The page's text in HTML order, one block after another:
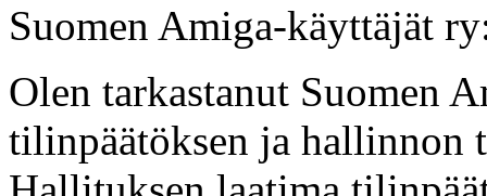
Suomen Amiga-käyttäjät
Olen tarkastanut Suomen
tilinpäätöksen ja hallinnon